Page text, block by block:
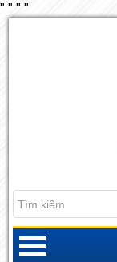
" " " "